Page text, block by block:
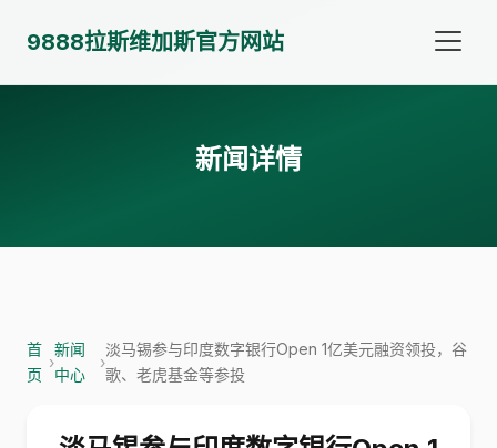
9888拉斯维加斯官方网站
新闻详情
首
页
›
新闻
中心
›
淡马锡参与印度数字银行Open 1亿美元融资领投，谷
歌、老虎基金等参投